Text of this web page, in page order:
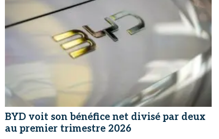
BYD voit son bénéfice net divisé par deux
au premier trimestre 2026